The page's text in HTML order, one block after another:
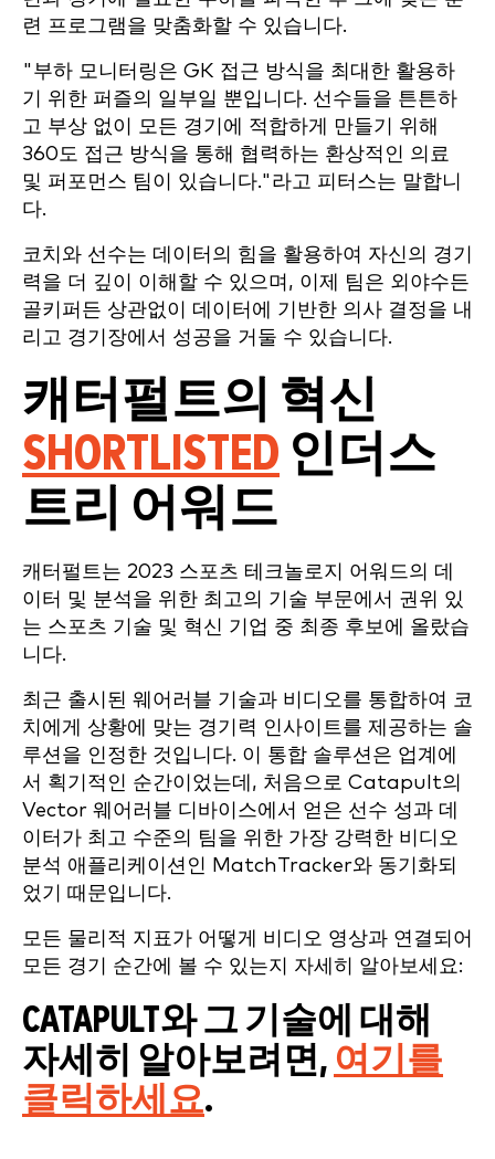
련 프로그램을 맞춤화할 수 있습니다.
"부하 모니터링은 GK 접근 방식을 최대한 활용하
기 위한 퍼즐의 일부일 뿐입니다. 선수들을 튼튼하
고 부상 없이 모든 경기에 적합하게 만들기 위해
360도 접근 방식을 통해 협력하는 환상적인 의료
및 퍼포먼스 팀이 있습니다."라고 피터스는 말합니
다.
코치와 선수는 데이터의 힘을 활용하여 자신의 경기
력을 더 깊이 이해할 수 있으며, 이제 팀은 외야수든
골키퍼든 상관없이 데이터에 기반한 의사 결정을 내
리고 경기장에서 성공을 거둘 수 있습니다.
캐터펄트의 혁신
S HORTLISTED 인더스
트리 어워드
캐터펄트는 2023 스포츠 테크놀로지 어워드의 데
이터 및 분석을 위한 최고의 기술 부문에서 권위 있
는 스포츠 기술 및 혁신 기업 중 최종 후보에 올랐습
니다.
최근 출시된 웨어러블 기술과 비디오를 통합하여 코
치에게 상황에 맞는 경기력 인사이트를 제공하는 솔
루션을 인정한 것입니다. 이 통합 솔루션은 업계에
서 획기적인 순간이었는데, 처음으로 Catapult의
Vector 웨어러블 디바이스에서 얻은 선수 성과 데
이터가 최고 수준의 팀을 위한 가장 강력한 비디오
분석 애플리케이션인 MatchTracker와 동기화되
었기 때문입니다.
모든 물리적 지표가 어떻게 비디오 영상과 연결되어
모든 경기 순간에 볼 수 있는지 자세히 알아보세요:
CATAPULT와 그 기술에 대해
자세히 알아보려면, 여기를
클릭하세요.